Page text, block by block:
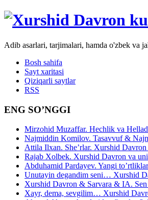
Adib asarlari, tarjimalari, hamda o'zbek va
Bosh sahifa
Sayt xaritasi
Qiziqarli saytlar
RSS
ENG SO’NGGI
Mirzohid Muzaffar. Hechlik va
Najmiddin Komilov. Tasavvuf &
Attila Ilxan. She’rlar. Xurshid
Rajab Xolbek. Xurshid Davron va
Abduhamid Pardayev. Yangi to’rtliklar
Unutayin degandim seni… Xurshid
Xurshid Davron & Sarvara & IA.
Xayr, dema, sevgilim… Xurshid